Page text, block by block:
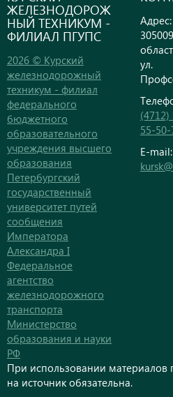
ЖЕЛЕЗНОДОРОЖ
НЫЙ ТЕХНИКУМ -
ФИЛИАЛ ПГУПС
2026 © Курский
железнодорожный
техникум - филиал
федерального
бюджетного
образовательного
учреждения высшего
образования
Петербургский
государственный
университет путей
сообщения
Императора
Александра I
Федеральное
агентство
железнодорожного
транспорта
Министерство
образования и науки
РФ
ул.
(4712)
55-50-
E-mail:
При использовании материалов
на источник обязательна.